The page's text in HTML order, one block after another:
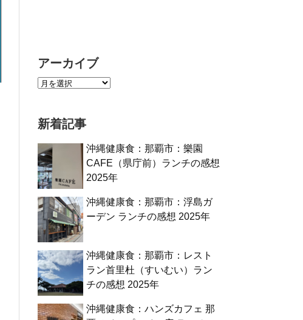
アーカイブ
新着記事
沖縄健康食：那覇市：樂園
CAFE（県庁前）ランチの感想
2025年
沖縄健康食：那覇市：浮島ガ
ーデン ランチの感想 2025年
沖縄健康食：那覇市：レスト
ラン首里杜（すいむい）ラン
チの感想 2025年
沖縄健康食：ハンズカフェ 那